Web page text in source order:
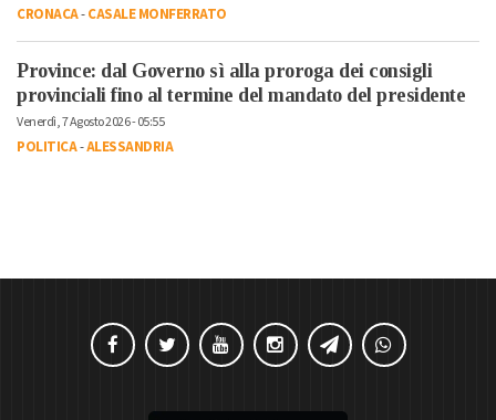
CRONACA-CASALE MONFERRATO
Province: dal Governo sì alla proroga dei consigli
provinciali fino al termine del mandato del presidente
Venerdì, 7 Agosto 2026 - 05:55
POLITICA-ALESSANDRIA